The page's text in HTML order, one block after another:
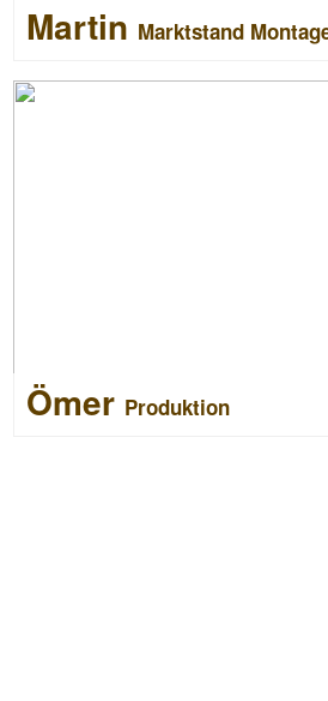
Martin Marktstand
Ömer Produktion